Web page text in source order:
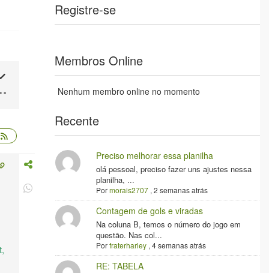
Registre-se
Membros Online
Nenhum membro online no momento
Recente
Preciso melhorar essa planilha
olá pessoal, preciso fazer uns ajustes nessa
planilha, ...
Pormorais2707 ,2 semanas atrás
Contagem de gols e viradas
Na coluna B, temos o número do jogo em
questão. Nas col...
Porfraterharley ,4 semanas atrás
RE: TABELA